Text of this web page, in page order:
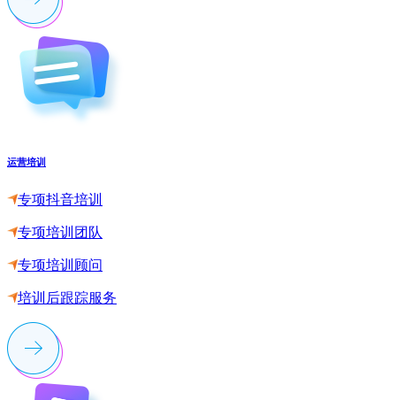
运营培训
专项抖音培训
专项培训团队
专项培训顾问
培训后跟踪服务